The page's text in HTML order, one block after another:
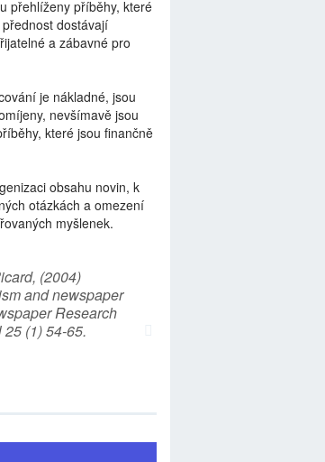
přehlíženy příběhy, které
dostávají
a zábavné pro
je nákladné, jsou
nevšímavě jsou
které jsou finančně
obsahu novin, k
otázkách a omezení
myšlenek.
(2004)
and newspaper
Research
(1) 54-65.